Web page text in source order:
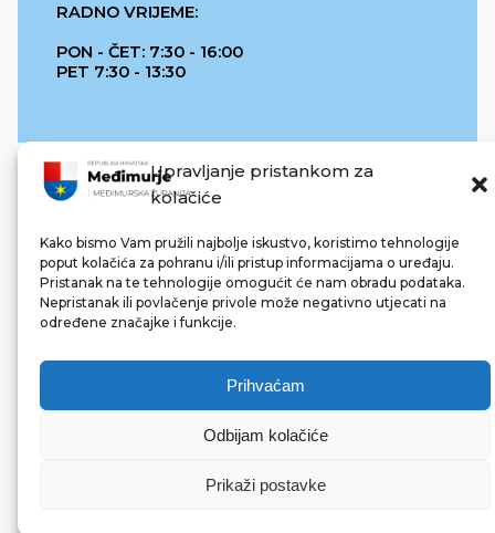
Upravljanje pristankom za
kolačiće
Kako bismo Vam pružili najbolje iskustvo, koristimo tehnologije
poput kolačića za pohranu i/ili pristup informacijama o uređaju.
Pristanak na te tehnologije omogućit će nam obradu podataka.
Nepristanak ili povlačenje privole može negativno utjecati na
određene značajke i funkcije.
Prihvaćam
Odbijam kolačiće
Prikaži postavke
RADNO VRIJEME:
PON - ČET: 7:30 - 16:00
PET 7:30 - 13:30
REPUBLIKA HRVATSKA
© 2022 Međimurska županija. Sva prava pridržana.